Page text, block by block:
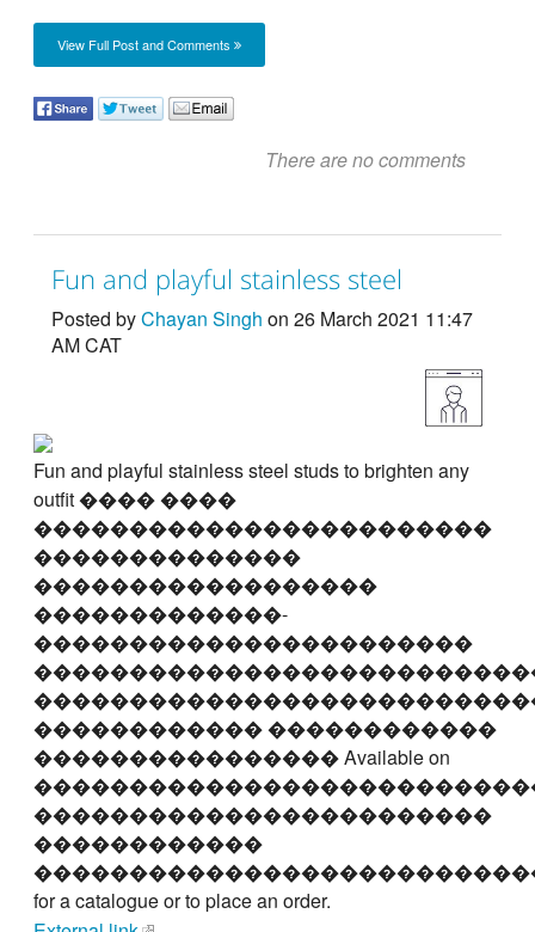
View Full Post and Comments
There are no comments
Fun and playful stainless steel
Posted byChayan Singh on 26 March 2021 11:47
AM CAT
Fun and playful stainless steel studs to brighten any
outfit ���� ����
������������������������
��������������
������������������
�������������-
�����������������������
������������ ������������
���������������� Available on
������������������������
������������
for a catalogue or to place an order.